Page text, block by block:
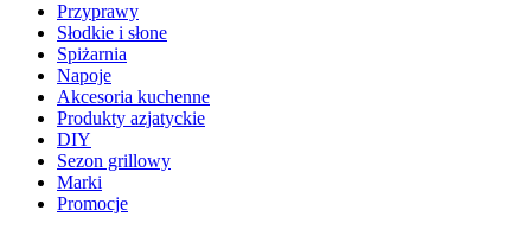
Przyprawy
Słodkie i słone
Spiżarnia
Napoje
Akcesoria kuchenne
Produkty azjatyckie
DIY
Sezon grillowy
Marki
Promocje